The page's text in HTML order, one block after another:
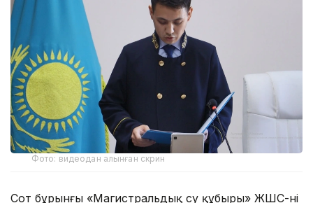
Фото: видеодан алынған скрин
Сот бұрынғы «Магистральдық су құбыры» ЖШС-нің